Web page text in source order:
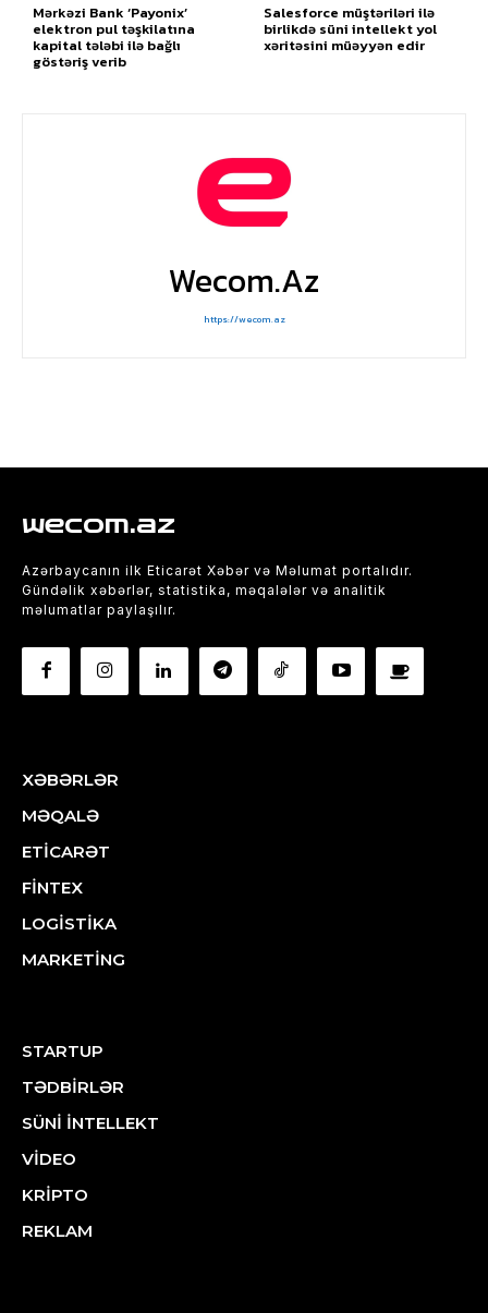
Mərkəzi Bank ‘Payonix’
elektron pul təşkilatına
kapital tələbi ilə bağlı
göstəriş verib
Salesforce müştəriləri ilə
birlikdə süni intellekt yol
xəritəsini müəyyən edir
Wecom.az
https://wecom.az
wecom.az
Azərbaycanın ilk Eticarət Xəbər və Məlumat portalıdır.
Gündəlik xəbərlər, statistika, məqalələr və analitik
məlumatlar paylaşılır.
XƏBƏRLƏR
MƏQALƏ
ETİCARƏT
FİNTEX
LOGİSTİKA
MARKETİNG
STARTUP
TƏDBİRLƏR
SÜNİ İNTELLEKT
VİDEO
KRİPTO
REKLAM